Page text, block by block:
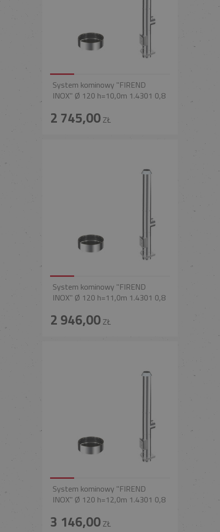
System kominowy "FIREND
INOX" Ø 120 h=10,0m 1.4301 0,8
2 745,00ZŁ
System kominowy "FIREND
INOX" Ø 120 h=11,0m 1.4301 0,8
2 946,00ZŁ
System kominowy "FIREND
INOX" Ø 120 h=12,0m 1.4301 0,8
3 146,00ZŁ